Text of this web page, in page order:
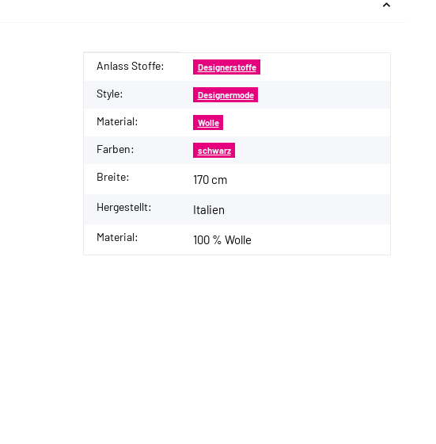
Produkteigenschaft
Wert
Anlass Stoffe: Designerstoffe
Style: Designermode
Material: Wolle
Farben: schwarz
Breite: 170 cm
Hergestellt: Italien
Material: 100 % Wolle